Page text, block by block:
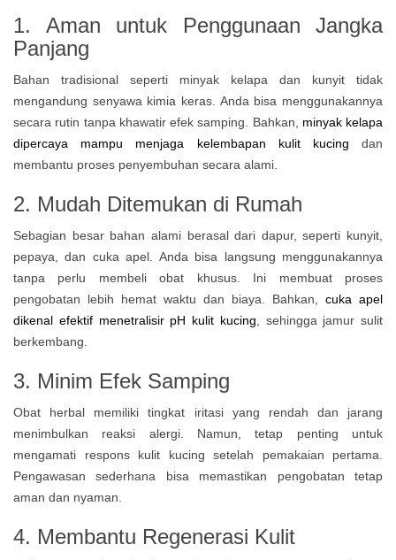
1. Aman untuk Penggunaan Jangka
Panjang
Bahan tradisional seperti minyak kelapa dan kunyit tidak
mengandung senyawa kimia keras. Anda bisa menggunakannya
secara rutin tanpa khawatir efek samping. Bahkan,
minyak kelapa
dipercaya mampu menjaga kelembapan kulit kucing dan
membantu proses penyembuhan secara alami.
2. Mudah Ditemukan di Rumah
Sebagian besar bahan alami berasal dari dapur, seperti kunyit,
pepaya, dan cuka apel. Anda bisa langsung menggunakannya
tanpa perlu membeli obat khusus. Ini membuat proses
pengobatan lebih hemat waktu dan biaya. Bahkan,
cuka apel
dikenal efektif menetralisir pH kulit kucing , sehingga jamur sulit
berkembang.
3. Minim Efek Samping
Obat herbal memiliki tingkat iritasi yang rendah dan jarang
menimbulkan reaksi alergi. Namun, tetap penting untuk
mengamati respons kulit kucing setelah pemakaian pertama.
Pengawasan sederhana bisa memastikan pengobatan tetap
aman dan nyaman.
4. Membantu Regenerasi Kulit